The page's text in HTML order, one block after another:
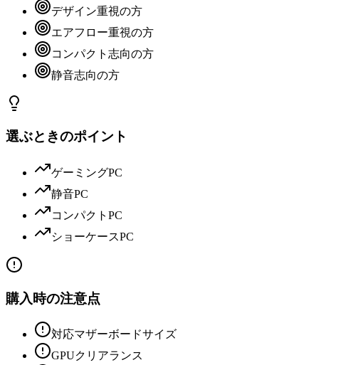
デザイン重視の方
エアフロー重視の方
コンパクト志向の方
静音志向の方
選ぶときのポイント
ゲーミングPC
静音PC
コンパクトPC
ショーケースPC
購入時の注意点
対応マザーボードサイズ
GPUクリアランス